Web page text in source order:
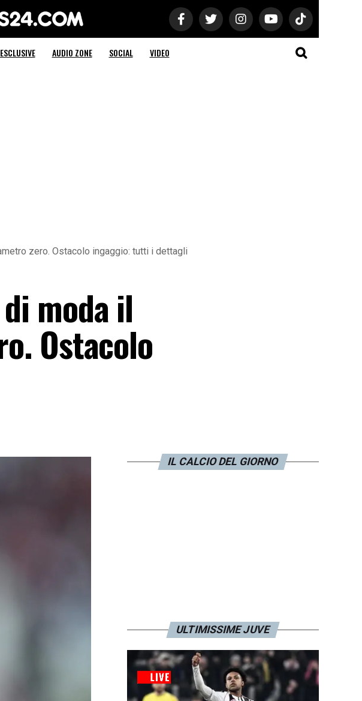
ESCLUSIVE AUDIO ZONE SOCIAL VIDEO
zero. Ostacolo ingaggio: tutti i dettagli
moda il
Ostacolo
IL CALCIO DEL GIORNO
ULTIMISSIME JUVE